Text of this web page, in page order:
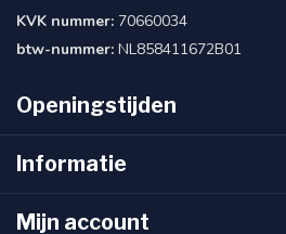
KVK nummer: 70660034
btw-nummer: NL858411672B01
Openingstijden
Informatie
Mijn account